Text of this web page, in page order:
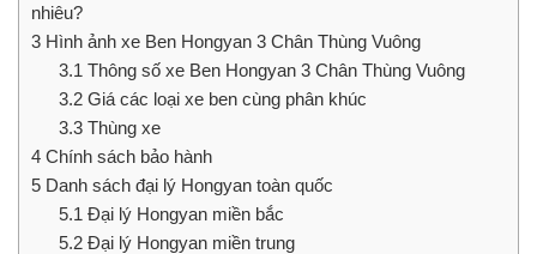
nhiêu?
3 Hình ảnh xe Ben Hongyan 3 Chân Thùng Vuông
3.1 Thông số xe Ben Hongyan 3 Chân Thùng Vuông
3.2Giá các loại xe ben cùng phân khúc
3.3Thùng xe
4 Chính sách bảo hành
5 Danh sách đại lý Hongyan toàn quốc
5.1 Đại lý Hongyan miền bắc
5.2Đại lý Hongyan miền trung